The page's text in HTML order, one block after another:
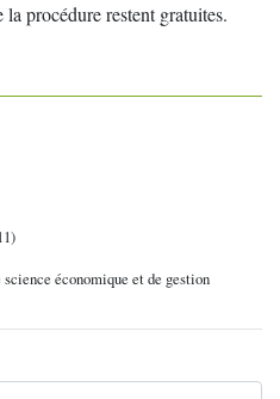
procédure restent gratuites.
économique et de gestion